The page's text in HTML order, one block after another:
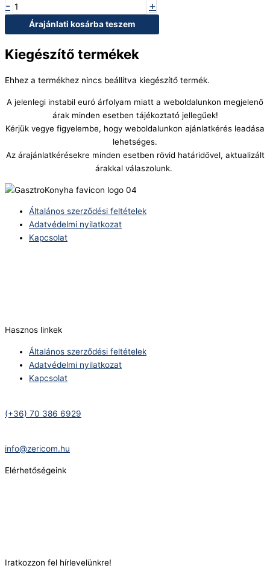
- +
Árajánlati kosárba teszem
Kiegészítő termékek
Ehhez a termékhez nincs beállítva kiegészítő termék.
A jelenlegi instabil euró árfolyam miatt a weboldalunkon megjelenő
árak minden esetben tájékoztató jellegűek!
Kérjük vegye figyelembe, hogy weboldalunkon ajánlatkérés leadása
lehetséges.
Az árajánlatkérésekre minden esetben rövid határidővel, aktualizált
árakkal válaszolunk.
Általános szerződési feltételek
Adatvédelmi nyilatkozat
Kapcsolat
Hasznos linkek
Általános szerződési feltételek
Adatvédelmi nyilatkozat
Kapcsolat
(+36) 70 386 6929
info@zericom.hu
Elérhetőségeink
Iratkozzon fel hírlevelünkre!